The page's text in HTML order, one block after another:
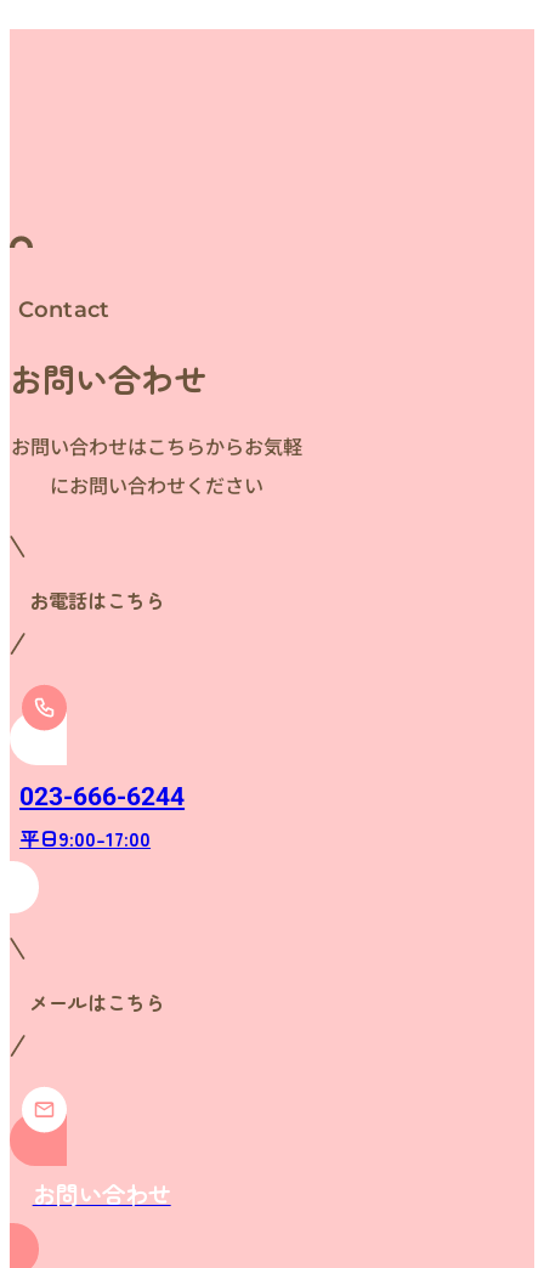
Contact
お問い合わせ
お問い合わせはこちらからお気軽
にお問い合わせください
お電話はこちら
023-666-6244
平日9:00-17:00
メールはこちら
お問い合わせ